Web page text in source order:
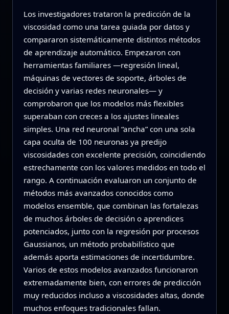
Los investigadores trataron la predicción de la
viscosidad como una tarea guiada por datos y
compararon sistemáticamente distintos métodos
de aprendizaje automático. Empezaron con
herramientas familiares —regresión lineal,
máquinas de vectores de soporte, árboles de
decisión y varias redes neuronales— y
comprobaron que los modelos más flexibles
superaban con creces a los ajustes lineales
simples. Una red neuronal “ancha” con una sola
capa oculta de 100 neuronas ya predijo
viscosidades con excelente precisión, coincidiendo
estrechamente con los valores medidos en todo el
rango. A continuación evaluaron un conjunto de
métodos más avanzados conocidos como
modelos ensemble, que combinan las fortalezas
de muchos árboles de decisión o aprendices
potenciados, junto con la regresión por procesos
Gaussianos, un método probabilístico que
además aporta estimaciones de incertidumbre.
Varios de estos modelos avanzados funcionaron
extremadamente bien, con errores de predicción
muy reducidos incluso a viscosidades altas, donde
muchos enfoques tradicionales fallan.